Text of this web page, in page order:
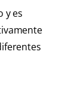
y es